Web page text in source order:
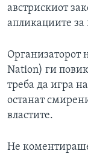
австрискиот
апликациите за
Организаторот
Nation) ги
треба да игра
останат
властите.
Не